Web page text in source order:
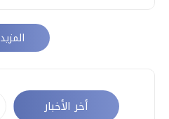
المزيد
أخر الأخبار